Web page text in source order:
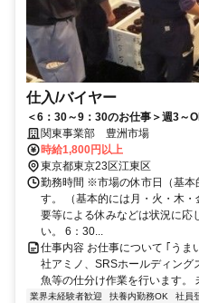
仕入/バイヤー
＜6：30～9：30のお仕事＞週3～
時間も有効活用！家庭との両立◎
関東事業部 豊洲市場
時給1,800円以上
東京都東京23区江東区
勤務時間 ※市場の休市日（基本
す。 （基本的には月・火・木
要等による休みなどは状況に応
い。 6：30...
仕事内容 お仕事について ｢うま
社アミノ、SRSホールディング
魚等の仕分け作業を行います。
業界未経験者歓迎 扶養内勤務OK 社員